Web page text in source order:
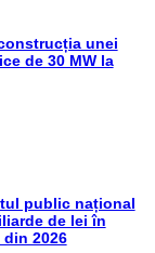
unei
de 30 MW la
public național
de lei în
2026